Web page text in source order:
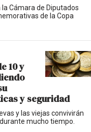
Cámara de Diputados
de la Copa
10 y
y seguridad
y las viejas convivirán
mucho tiempo.